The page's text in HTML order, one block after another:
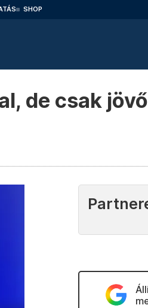
SHOP
de csak